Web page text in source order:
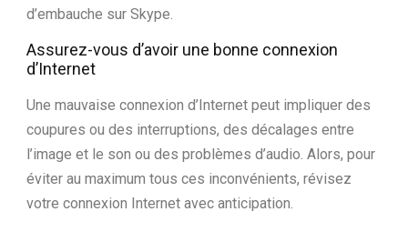
d’embauche sur Skype.
Assurez-vous d’avoir une bonne connexion
d’Internet
Une mauvaise connexion d’Internet peut impliquer des
coupures ou des interruptions, des décalages entre
l’image et le son ou des problèmes d’audio. Alors, pour
éviter au maximum tous ces inconvénients, révisez
votre connexion Internet avec anticipation.